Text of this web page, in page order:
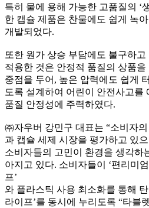
특히 물에 용해 가능한 고품질의 ‘
한 캡슐 제품은 찬물에도 쉽게 녹
개발되었다.
또한 원가 상승 부담에도 불구하
적용한 것은 안정적 품질의 상품을
중점을 두어, 높은 압력에도 쉽게
도록 설계하여 어린이 안전사고를
품질 안정성에 주력하였다.
㈜자우버 강민구 대표는 “소비자
과 캡슐 세제 시장을 평가하고 있
소비자들의 고민이 환경을 생각하
아지고 있다. 소비자들이 ‘편리미
프’
와 플라스틱 사용 최소화를 통해
라이프’를 동시에 누리도록 “타블